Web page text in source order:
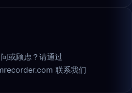
或顾虑？请通过
联系我们